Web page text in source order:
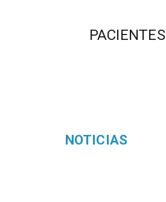
PACIENTES
NOTICIAS